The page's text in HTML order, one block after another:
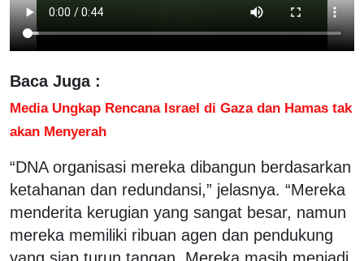
Baca Juga :
Media Ungkap Rencana Israel di Gaza dan Hamas tak
akan Menyerah
“DNA organisasi mereka dibangun berdasarkan
ketahanan dan redundansi,” jelasnya. “Mereka
menderita kerugian yang sangat besar, namun
mereka memiliki ribuan agen dan pendukung